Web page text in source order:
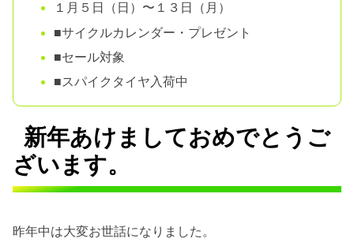
１月５日（日）〜１３日（月）
■サイクルカレンダー・プレゼント
■セール対象
■スパイクタイヤ入荷中
新年あけましておめでとうご
ざいます。
昨年中は大変お世話になりました。